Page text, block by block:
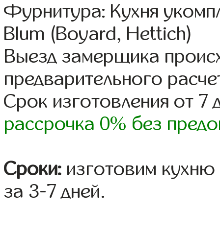
Фурнитура: Кухня
Blum (Boyard, Hettich)
Выезд замерщика
предварительного
Срок изготовления от 7
рассрочка 0% без
Сроки: изготовим
за 3-7 дней.